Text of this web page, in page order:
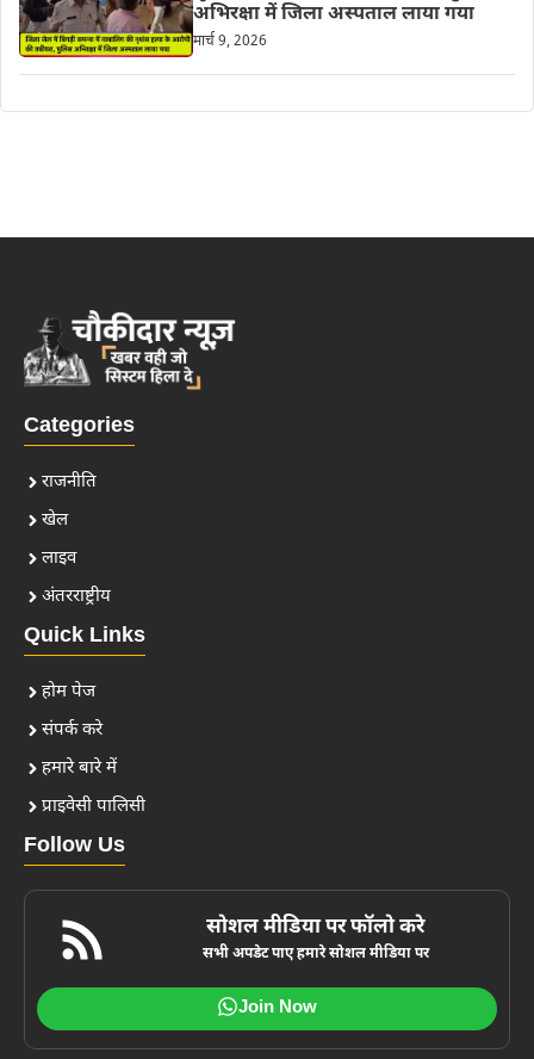
अभिरक्षा में जिला अस्पताल लाया गया
मार्च 9, 2026
Categories
राजनीति
खेल
लाइव
अंतरराष्ट्रीय
Quick Links
होम पेज
संपर्क करे
हमारे बारे में
प्राइवेसी पालिसी
Follow Us
सोशल मीडिया पर फॉलो करे
सभी अपडेट पाए हमारे सोशल मीडिया पर
Join Now